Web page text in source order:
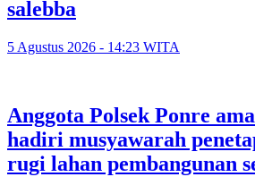
salebba
5 Agustus 2026 - 14:23 WITA
Anggota Polsek Ponre
hadiri musyawarah
rugi lahan pembangunan